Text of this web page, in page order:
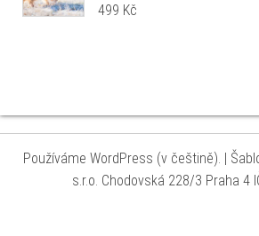
499 Kč
Používáme WordPress (v češtině). |
s.r.o. Chodovská 228/3 Praha 4